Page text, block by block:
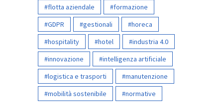
flotta aziendale
formazione
GDPR
gestionali
horeca
hospitality
hotel
industria 4.0
innovazione
intelligenza artificiale
logistica e trasporti
manutenzione
mobilità sostenibile
normative